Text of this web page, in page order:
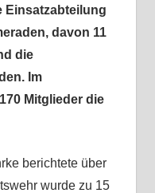
Einsatzabteilung
davon 11
die
Im
Mitglieder die
berichtete über
wurde zu 15